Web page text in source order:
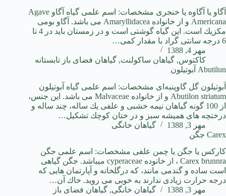
آگاو یا آگاوه یا خنجری مشخصات: اسم علمی گیاه آگاو Agave
Americana و از خانواده Amaryllidacea می باشد. آگاو بومی
مكزیك است. این گیاه گوشتی است و در زمستان باید در 4 تا
6 درجه سانتی گراد با مقدار كمی…
مهر 4, 1388
کاکتوس, گیاهان ساکولنت, گیاهان فضای باز تابستانه
Abutilun آبوتیلون
آبوتیلون گل گاوپنبه‌ای مشخصات: اسم علمی گیاه آبوتیلون
Abutilon striatum و از خانواده Malvaceae می باشد. این جنس،
از 100 گونه گیاهان نیمه خشبی و علفی یك ساله، چند ساله و
درختچه های همیشه سبز و در ختان كوچك تشكیل…
مهر 3, 1388
گیاهان خانگی
Carex جگن
كاركس یا جگن یا چمن علفی مشخصات: اسم علمی جگن
Carex brunnra ، از خانوده cyperaceae میباشد. جگن گیاهی
است ساده و گندمی مانند، كه درگلخانه و آپارتمان هایی كه
درجه حرارت زیادی ندارند به خوبی می روید. خاك آن…
مهر 3, 1388
گیاهان خانگی, گیاهان فضای باز